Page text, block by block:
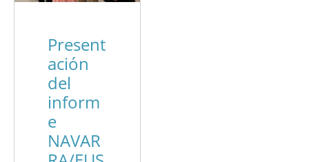
Present
ación
del
inform
e
NAVAR